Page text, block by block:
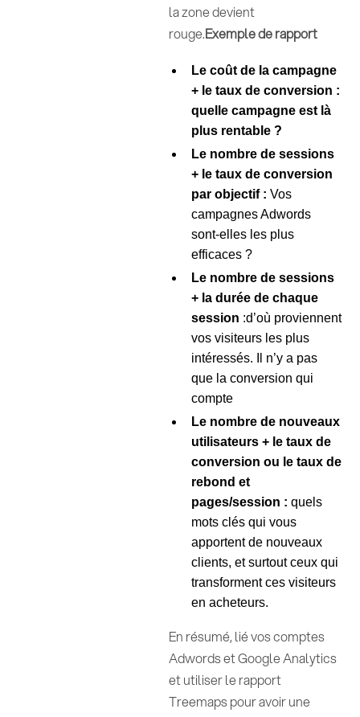
la zone devient
rouge.Exemple de rapport
Le coût de la campagne
+ le taux de conversion :
quelle campagne est là
plus rentable ?
Le nombre de sessions
+ le taux de conversion
par objectif : Vos
campagnes Adwords
sont-elles les plus
efficaces ?
Le nombre de sessions
+ la durée de chaque
session :d’où proviennent
vos visiteurs les plus
intéressés. Il n’y a pas
que la conversion qui
compte
Le nombre de nouveaux
utilisateurs + le taux de
conversion ou le taux de
rebond et
pages/session :quels
mots clés qui vous
apportent de nouveaux
clients, et surtout ceux qui
transforment ces visiteurs
en acheteurs.
En résumé, lié vos comptes
Adwords et Google Analytics
et utiliser le rapport
Treemaps pour avoir une